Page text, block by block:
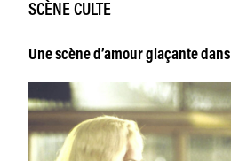
SCÈNE CULTE
Une scène d’amour glaçante dans